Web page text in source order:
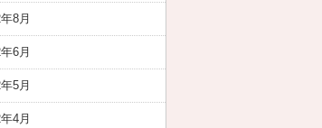
8月
6月
5月
4月